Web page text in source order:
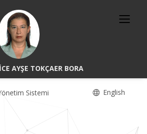
AYŞE TOKÇAER BORA
Sistemi English